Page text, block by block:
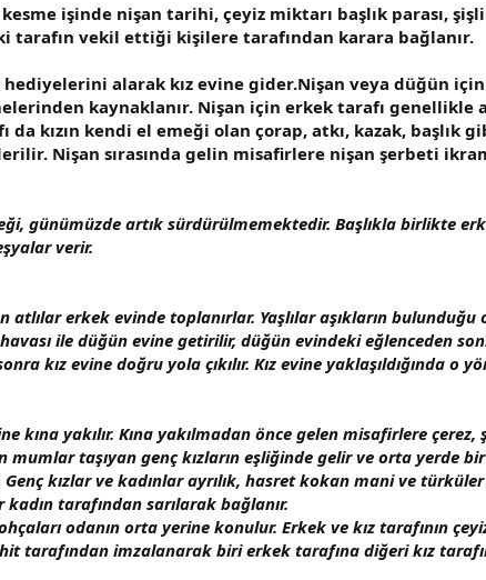
işinde nişan tarihi, çeyiz miktarı başlık parası,
tarafın vekil ettiği kişilere tarafından karara bağlanır.
alarak kız evine gider.Nişan veya düğün
kaynaklanır. Nişan için erkek tarafı genellikle
kızın kendi el emeği olan çorap, atkı, kazak, başlık
Nişan sırasında gelin misafirlere nişan şerbeti
günümüzde artık sürdürülmemektedir. Başlıkla birlikte
verir.
erkek evinde toplanırlar. Yaşlılar aşıkların
havası ile düğün evine getirilir, düğün evindeki eğlenceden
kız evine doğru yola çıkılır. Kız evine yaklaşıldığında o
kına yakılır. Kına yakılmadan önce gelen misafirlere çerez,
taşıyan genç kızların eşliğinde gelir ve orta yerde
kızlar ve kadınlar ayrılık, hasret kokan mani ve
tarafından sarılarak bağlanır.
odanın orta yerine konulur. Erkek ve kız tarafının
tarafından imzalanarak biri erkek tarafına diğeri kız